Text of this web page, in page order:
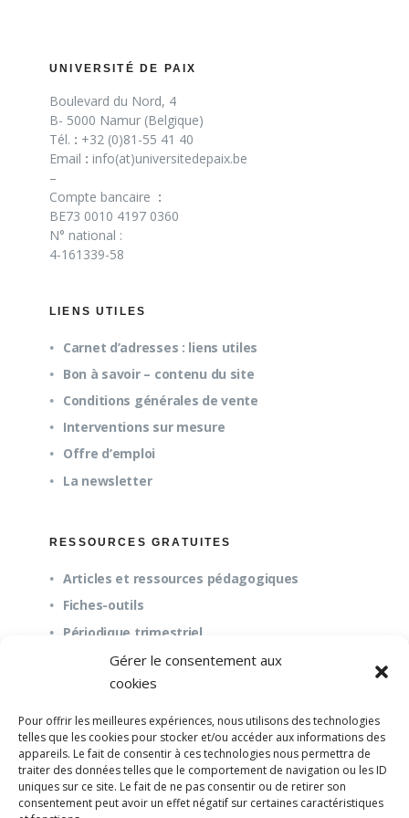
Gérer le consentement aux
cookies
Pour offrir les meilleures expériences, nous utilisons des technologies
telles que les cookies pour stocker et/ou accéder aux informations des
appareils. Le fait de consentir à ces technologies nous permettra de
traiter des données telles que le comportement de navigation ou les ID
uniques sur ce site. Le fait de ne pas consentir ou de retirer son
consentement peut avoir un effet négatif sur certaines caractéristiques
UNIVERSITÉ DE PAIX
Boulevard du Nord, 4
B- 5000 Namur (Belgique)
Tél. : +32 (0)81-55 41 40
Email : info(at)universitedepaix.be
–
Compte bancaire :
BE73 0010 4197 0360
N° national :
4-161339-58
LIENS UTILES
Carnet d’adresses : liens utiles
Bon à savoir – contenu du site
Conditions générales de vente
Interventions sur mesure
Offre d’emploi
La newsletter
RESSOURCES GRATUITES
Articles et ressources pédagogiques
Fiches-outils
Périodique trimestriel
À propos
Questions fréquentes (FAQ)
Mission et pédagogie